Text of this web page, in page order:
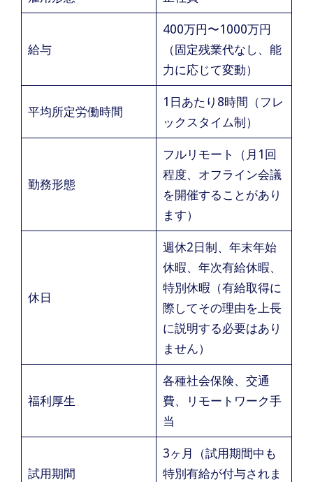
給与
400万円〜1000万円
（固定残業代なし、能
力に応じて変動）
平均所定労働時間
1日あたり8時間（フレ
ックスタイム制）
勤務形態
フルリモート（月1回
程度、オフライン会議
を開催することがあり
ます）
休日
週休2日制、年末年始
休暇、年次有給休暇、
特別休暇（有給取得に
際してその理由を上長
に説明する必要はあり
ません）
福利厚生
各種社会保険、交通
費、リモートワーク手
当
試用期間
3ヶ月（試用期間中も
特別有給が付与されま